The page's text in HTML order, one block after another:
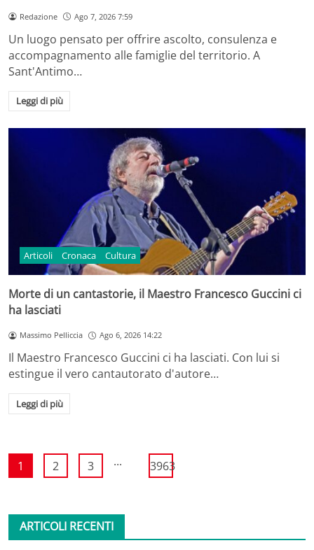
Redazione Ago 7, 2026 7:59
Un luogo pensato per offrire ascolto, consulenza e
accompagnamento alle famiglie del territorio. A
Sant'Antimo…
Leggi di più
Articoli Cronaca Cultura
Morte di un cantastorie, il Maestro Francesco Guccini ci
ha lasciati
Massimo Pelliccia Ago 6, 2026 14:22
Il Maestro Francesco Guccini ci ha lasciati. Con lui si
estingue il vero cantautorato d'autore…
Leggi di più
1 2 3 ... 3963
ARTICOLI RECENTI